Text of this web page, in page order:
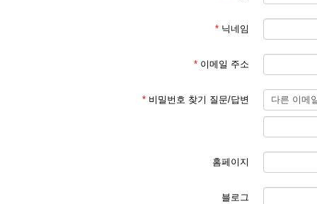
* 닉네임
* 이메일 주소
* 비밀번호 찾기 질문/답변
홈페이지
블로그